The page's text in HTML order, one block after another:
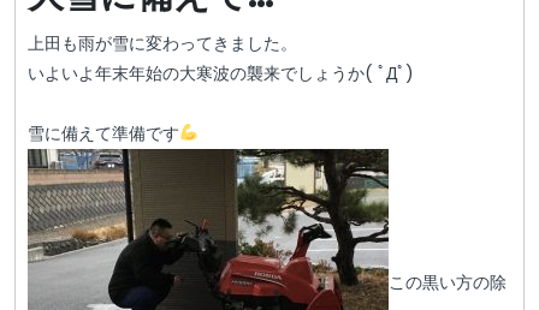
30
日
上田も雨が雪に変わってきました。
いよいよ年末年始の大寒波の襲来でしょうか( ﾟДﾟ)
雪に備えて準備です
この黒い方の除